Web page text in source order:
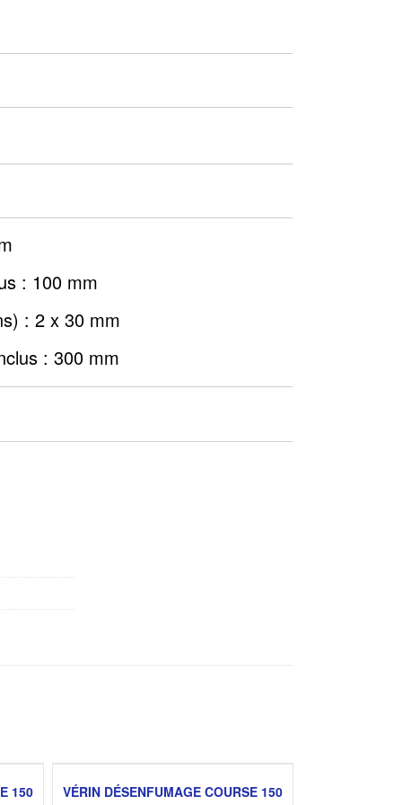
: 100 mm
: 2 x 30 mm
: 300 mm
150
VÉRIN DÉSENFUMAGE COURSE 150